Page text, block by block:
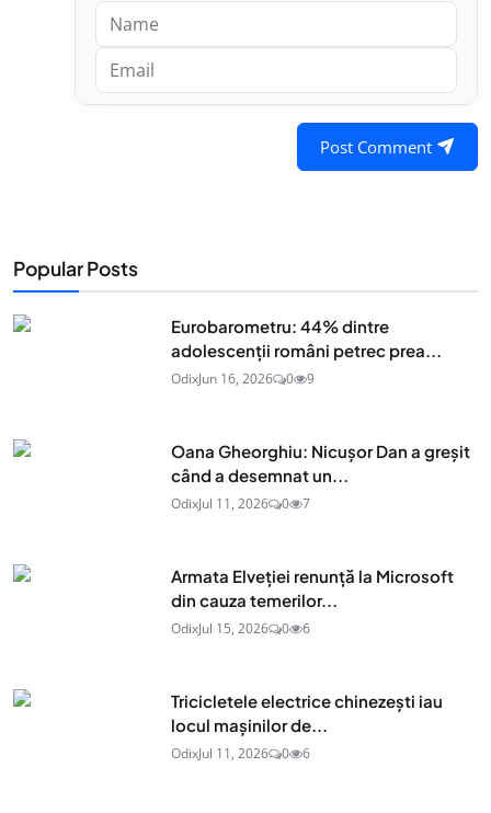
Post Comment
Popular Posts
Eurobarometru: 44% dintre
adolescenţii români petrec prea...
OdixJun 16, 2026 0 9
Oana Gheorghiu: Nicușor Dan a greșit
când a desemnat un...
OdixJul 11, 2026 0 7
Armata Elveției renunță la Microsoft
din cauza temerilor...
OdixJul 15, 2026 0 6
Tricicletele electrice chinezești iau
locul mașinilor de...
OdixJul 11, 2026 0 6